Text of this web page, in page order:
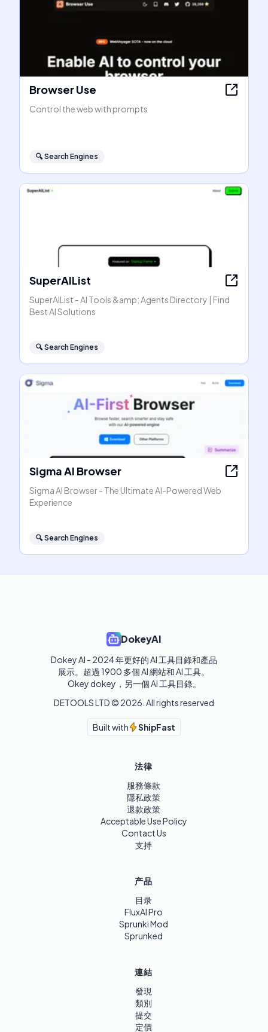
Browser Use
Control the web with prompts
🔍Search Engines
SuperAIList
SuperAIList - AI Tools &amp; Agents Directory | Find
Best AI Solutions
🔍Search Engines
Sigma AI Browser
Sigma AI Browser - The Ultimate AI-Powered Web
Experience
🔍Search Engines
DokeyAI
Dokey AI - 2024 年更好的 AI 工具目錄和產品
展示。超過 1900 多個 AI 網站和 AI 工具。
Okey dokey，另一個 AI 工具目錄。
DETOOLS LTD © 2026 . All rights reserved
Built with ShipFast
法律
服務條款
隱私政策
退款政策
Acceptable Use Policy
Contact Us
支持
产品
目录
FluxAI Pro
Sprunki Mod
Sprunked
連結
發現
類別
提交
定價